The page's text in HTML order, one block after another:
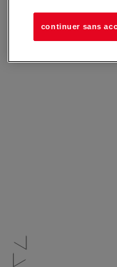
continuer sans